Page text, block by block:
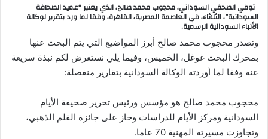
توفي الصحفي السوداني، محجوب محمد صالح، الذي يعتبر “عميد الصحافة
السودانية”، الثلاثاء، في العاصمة المصرية، القاهرة، وفقا لما ورد بتقرير لوكالة
الأنباء السودانية الرسمية.
وتصدر محجوب محمد صالح أبرز المواضيع التي يتم البحث عنها
بمحرك البحث غوغل، الخميس، وفيما يلي نستعرض لكم نبذة سريعة
عنه وفقا لما أوردته الوكالة السودانية بتقارير منفصلة:
محجوب محمد صالح هو مؤسس ورئيس تحرير صحيفة الأيام
السودانية ومركز الأيام للدراسات وحاز على جائزة القلم الذهبي،
وتجاوزت مسيرته المهنية 70 عاما.